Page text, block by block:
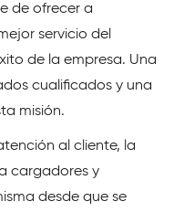
de ofrecer a
servicio del
de la empresa. Una
cualificados y una
misión.
al cliente, la
cargadores y
desde que se